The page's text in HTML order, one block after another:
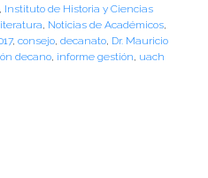
, Instituto de Historia y Ciencias
, Noticias de Académicos,
, consejo, decanato, Dr. Mauricio
decano, informe gestión, uach